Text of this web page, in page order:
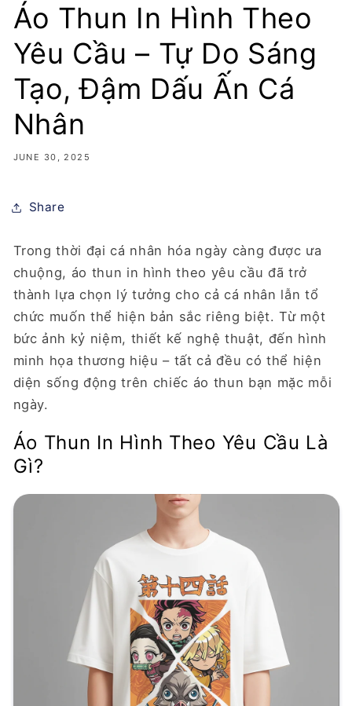
Áo Thun In Hình Theo
Yêu Cầu – Tự Do Sáng
Tạo, Đậm Dấu Ấn Cá
Nhân
JUNE 30, 2025
Share
Trong thời đại cá nhân hóa ngày càng được ưa
chuộng, áo thun in hình theo yêu cầu đã trở
thành lựa chọn lý tưởng cho cả cá nhân lẫn tổ
chức muốn thể hiện bản sắc riêng biệt. Từ một
bức ảnh kỷ niệm, thiết kế nghệ thuật, đến hình
minh họa thương hiệu – tất cả đều có thể hiện
diện sống động trên chiếc áo thun bạn mặc mỗi
ngày.
Áo Thun In Hình Theo Yêu Cầu Là
Gì?